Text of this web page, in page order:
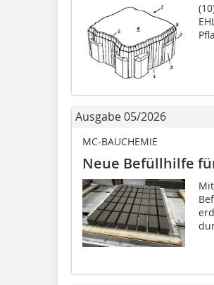
Ausgabe 05/2026
MC-BAUCHEMIE
Neue Befüllhilfe